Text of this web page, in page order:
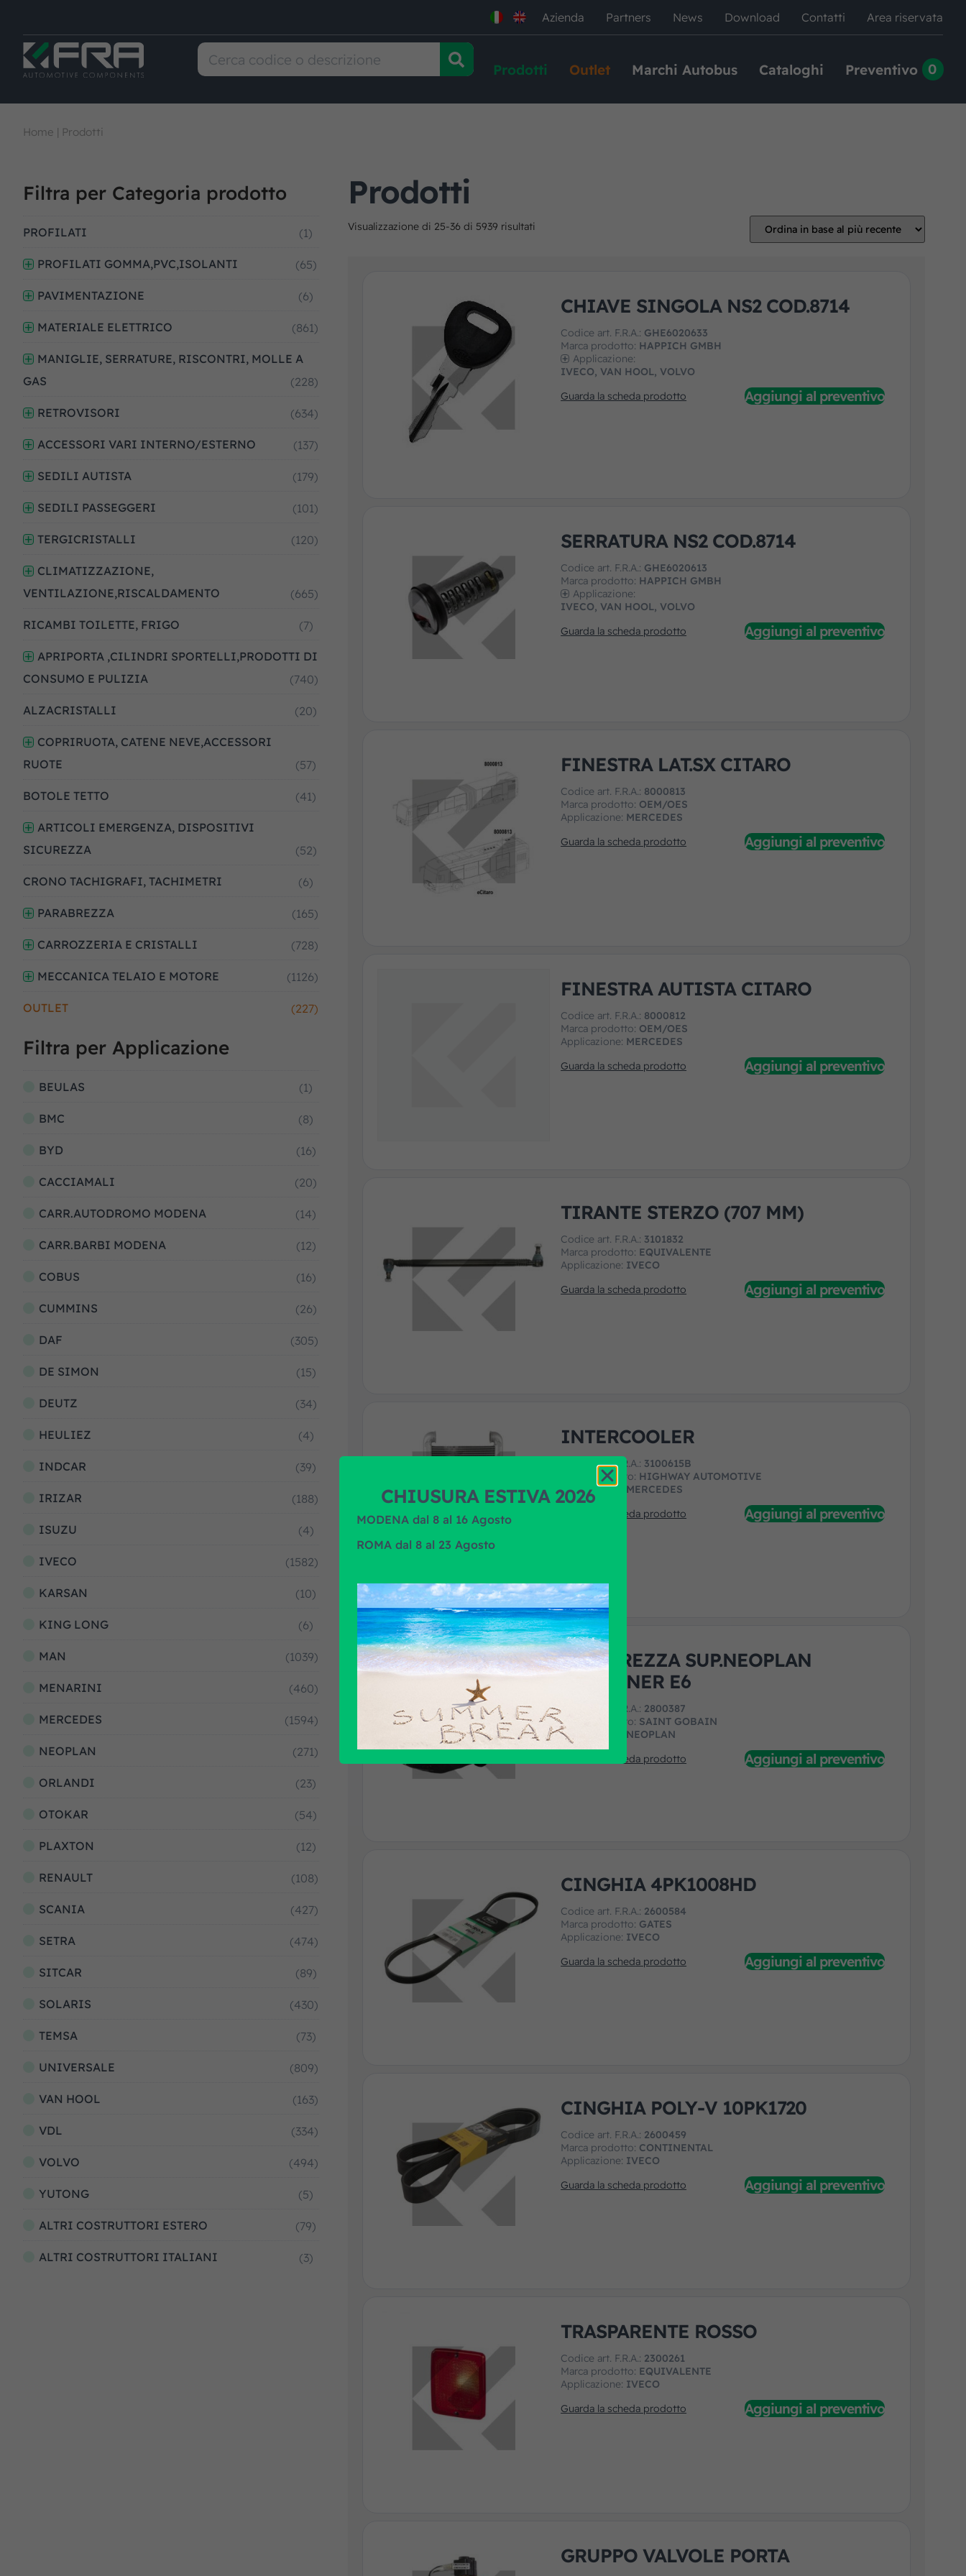
Azienda Partners News Download Contatti Area riservata
Prodotti Outlet Marchi Autobus Cataloghi Preventivo 0
Home | Prodotti
Filtra per Categoria prodotto
PROFILATI (1)
PROFILATI GOMMA,PVC,ISOLANTI (65)
PAVIMENTAZIONE (6)
MATERIALE ELETTRICO (861)
MANIGLIE, SERRATURE, RISCONTRI, MOLLE A
GAS
(228)
RETROVISORI (634)
ACCESSORI VARI INTERNO/ESTERNO (137)
SEDILI AUTISTA (179)
SEDILI PASSEGGERI (101)
TERGICRISTALLI (120)
CLIMATIZZAZIONE,
VENTILAZIONE,RISCALDAMENTO
(665)
RICAMBI TOILETTE, FRIGO (7)
APRIPORTA ,CILINDRI SPORTELLI,PRODOTTI DI
CONSUMO E PULIZIA
(740)
ALZACRISTALLI (20)
COPRIRUOTA, CATENE NEVE,ACCESSORI
RUOTE
(57)
BOTOLE TETTO (41)
ARTICOLI EMERGENZA, DISPOSITIVI
SICUREZZA
(52)
CRONO TACHIGRAFI, TACHIMETRI (6)
PARABREZZA (165)
CARROZZERIA E CRISTALLI (728)
MECCANICA TELAIO E MOTORE (1126)
OUTLET (227)
Filtra per Applicazione
BEULAS (1)
BMC (8)
BYD (16)
CACCIAMALI (20)
CARR.AUTODROMO MODENA (14)
CARR.BARBI MODENA (12)
COBUS (16)
CUMMINS (26)
DAF (305)
DE SIMON (15)
DEUTZ (34)
HEULIEZ (4)
INDCAR (39)
IRIZAR (188)
ISUZU (4)
IVECO (1582)
KARSAN (10)
KING LONG (6)
MAN (1039)
MENARINI (460)
MERCEDES (1594)
NEOPLAN (271)
ORLANDI (23)
OTOKAR (54)
PLAXTON (12)
RENAULT (108)
SCANIA (427)
SETRA (474)
SITCAR (89)
SOLARIS (430)
TEMSA (73)
UNIVERSALE (809)
VAN HOOL (163)
VDL (334)
VOLVO (494)
YUTONG (5)
ALTRI COSTRUTTORI ESTERO (79)
ALTRI COSTRUTTORI ITALIANI (3)
Prodotti
Visualizzazione di 25-36 di 5939 risultati
CHIAVE SINGOLA NS2 COD.8714
Codice art. F.R.A.: GHE6020633
Marca prodotto: HAPPICH GMBH
Applicazione:
IVECO, VAN HOOL, VOLVO
Guarda la scheda prodotto
Aggiungi al preventivo
SERRATURA NS2 COD.8714
Codice art. F.R.A.: GHE6020613
Marca prodotto: HAPPICH GMBH
Applicazione:
IVECO, VAN HOOL, VOLVO
Guarda la scheda prodotto
Aggiungi al preventivo
FINESTRA LAT.SX CITARO
Codice art. F.R.A.: 8000813
Marca prodotto: OEM/OES
Applicazione: MERCEDES
Guarda la scheda prodotto
Aggiungi al preventivo
FINESTRA AUTISTA CITARO
Codice art. F.R.A.: 8000812
Marca prodotto: OEM/OES
Applicazione: MERCEDES
Guarda la scheda prodotto
Aggiungi al preventivo
TIRANTE STERZO (707 MM)
Codice art. F.R.A.: 3101832
Marca prodotto: EQUIVALENTE
Applicazione: IVECO
Guarda la scheda prodotto
Aggiungi al preventivo
INTERCOOLER
Codice art. F.R.A.: 3100615B
Marca prodotto: HIGHWAY AUTOMOTIVE
Applicazione: MERCEDES
Guarda la scheda prodotto
Aggiungi al preventivo
PARABREZZA SUP.NEOPLAN
STARLINER E6
Codice art. F.R.A.: 2800387
Marca prodotto: SAINT GOBAIN
Applicazione: NEOPLAN
Guarda la scheda prodotto
Aggiungi al preventivo
CINGHIA 4PK1008HD
Codice art. F.R.A.: 2600584
Marca prodotto: GATES
Applicazione: IVECO
Guarda la scheda prodotto
Aggiungi al preventivo
CINGHIA POLY-V 10PK1720
Codice art. F.R.A.: 2600459
Marca prodotto: CONTINENTAL
Applicazione: IVECO
Guarda la scheda prodotto
Aggiungi al preventivo
TRASPARENTE ROSSO
Codice art. F.R.A.: 2300261
Marca prodotto: EQUIVALENTE
Applicazione: IVECO
Guarda la scheda prodotto
Aggiungi al preventivo
GRUPPO VALVOLE PORTA
CHIUSURA ESTIVA 2026
MODENA dal 8 al 16 Agosto
ROMA dal 8 al 23 Agosto